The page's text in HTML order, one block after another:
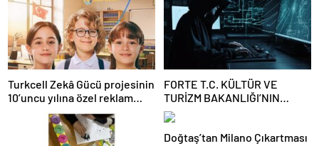
Turkcell Zekâ Gücü projesinin
10’uncu yılına özel reklam
filmi yayında
FORTE T.C. KÜLTÜR VE
TURİZM BAKANLIĞI’NIN
SİBER GÜVENLİĞİ İÇİN STM
İLE İŞ BİRLİĞİ YAPTI
Doğtaş’tan Milano Çıkartması